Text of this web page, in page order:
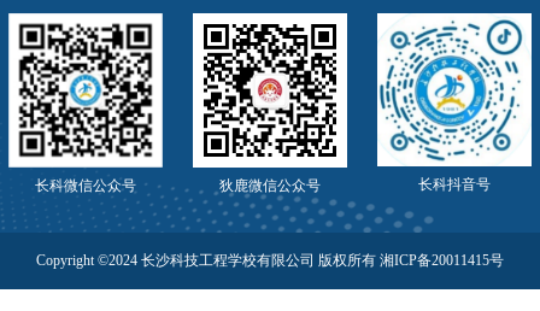
长科微信公众号 狄鹿微信公众号 长科抖音号
Copyright ©2024 长沙科技工程学校有限公司 版权所有 湘ICP备20011415号